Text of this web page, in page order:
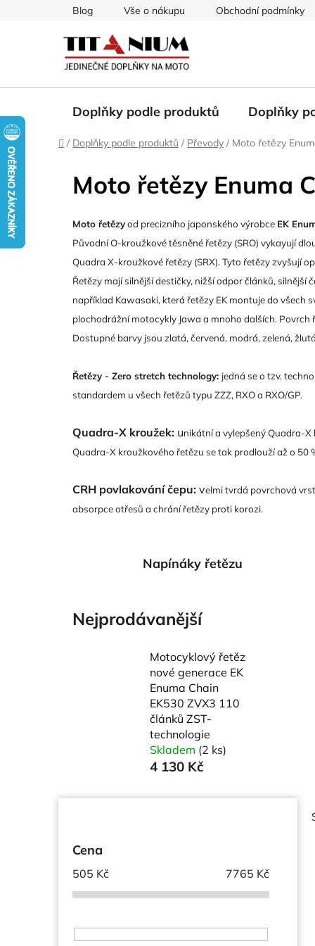
Blog Vše o nákupu Obchodní podmínky
Doplňky podle produktů Doplňky
Domů
/ Doplňky podle produktů / Převody / Moto řetězy
Moto řetězy Enuma
Moto řetězyod precizního japonského výrobce EK
Původní O-kroužkové těsněné řetězy (SRO) vykayují
Quadra X-kroužkové řetězy (SRX). Tyto řetězy zvyšují
Řetězy mají silnější destičky, nižší odpor článků,
například Kawasaki, která řetězy EK montuje do všech
plochodrážní motocykly Jawa a mnoho dalších.
Dostupné barvy jsou zlatá, červená, modrá, zelená,
Řetězy - Zero stretch technology: jedná se o tzv.
standardem u všech řetězů typu ZZZ, RXO a RXO/GP.
Quadra-X kroužek: unikátní a vylepšený Quadra-
Quadra-X kroužkového řetězu se tak prodlouží až o 50
CRH povlakování čepu: velmi tvrdá povrchová
absorpce otřesů a chrání řetězy proti korozi.
Napínáky řetězu
Nejprodávanější
Motocyklový řetěz
nové generace EK
Enuma Chain
EK530 ZVX3 110
článků ZST-
technologie
Skladem (2 ks)
4 130 Kč
Cena
505 Kč 7765 Kč